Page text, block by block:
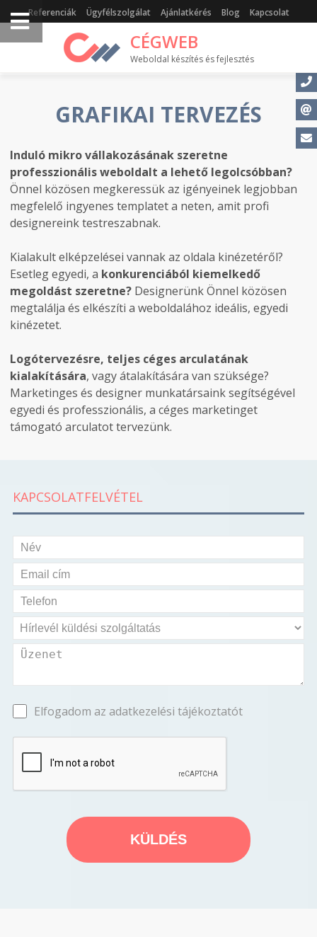
Referenciák Ügyfélszolgálat Ajánlatkérés Blog Kapcsolat
CÉGWEB
Weboldal készítés és fejlesztés
GRAFIKAI TERVEZÉS
Induló mikro vállakozásának szeretne
professzionális weboldalt a lehető legolcsóbban?
Önnel közösen megkeressük az igényeinek legjobban
megfelelő ingyenes templatet a neten, amit profi
designereink testreszabnak.
Kialakult elképzelései vannak az oldala kinézetéről?
Esetleg egyedi, a konkurenciából kiemelkedő
megoldást szeretne?Designerünk Önnel közösen
megtalálja és elkészíti a weboldalához ideális, egyedi
kinézetet.
Logótervezésre, teljes céges arculatának
kialakítására, vagy átalakítására van szüksége?
Marketinges és designer munkatársaink segítségével
egyedi és professzionális, a céges marketinget
támogató arculatot tervezünk.
KAPCSOLATFELVÉTEL
Elfogadom az adatkezelési tájékoztatót